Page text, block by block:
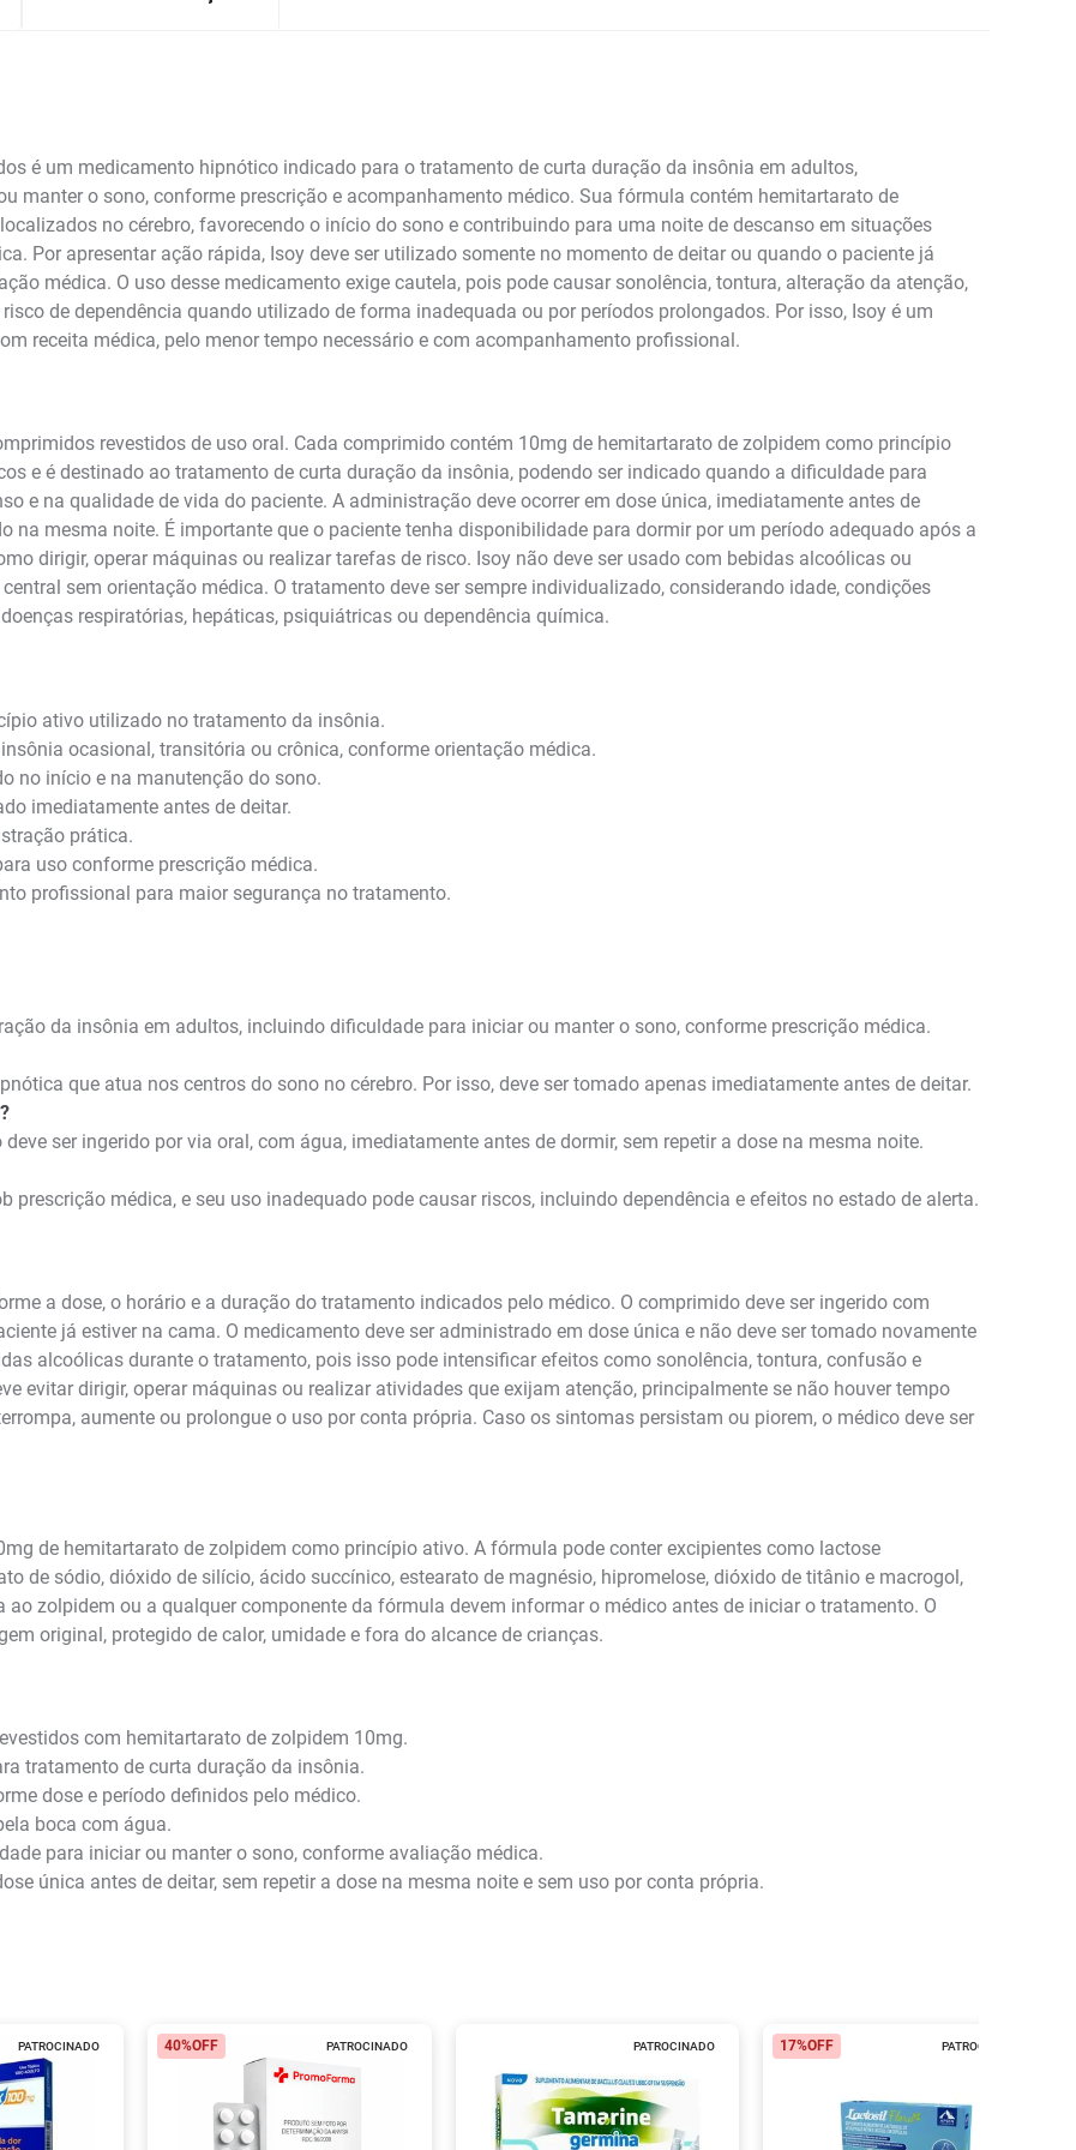
é um medicamento hipnótico indicado para o tratamento de curta duração da insônia em adultos,
manter o sono, conforme prescrição e acompanhamento médico. Sua fórmula contém hemitartarato de
no cérebro, favorecendo o início do sono e contribuindo para uma noite de descanso em situações
Por apresentar ação rápida, Isoy deve ser utilizado somente no momento de deitar ou quando o paciente já
médica. O uso desse medicamento exige cautela, pois pode causar sonolência, tontura, alteração da atenção,
de dependência quando utilizado de forma inadequada ou por períodos prolongados. Por isso, Isoy é um
receita médica, pelo menor tempo necessário e com acompanhamento profissional.
revestidos de uso oral. Cada comprimido contém 10mg de hemitartarato de zolpidem como princípio
e é destinado ao tratamento de curta duração da insônia, podendo ser indicado quando a dificuldade para
e na qualidade de vida do paciente. A administração deve ocorrer em dose única, imediatamente antes de
na mesma noite. É importante que o paciente tenha disponibilidade para dormir por um período adequado após a
dirigir, operar máquinas ou realizar tarefas de risco. Isoy não deve ser usado com bebidas alcoólicas ou
sem orientação médica. O tratamento deve ser sempre individualizado, considerando idade, condições
respiratórias, hepáticas, psiquiátricas ou dependência química.
ativo utilizado no tratamento da insônia.
ocasional, transitória ou crônica, conforme orientação médica.
no início e na manutenção do sono.
imediatamente antes de deitar.
prática.
uso conforme prescrição médica.
profissional para maior segurança no tratamento.
da insônia em adultos, incluindo dificuldade para iniciar ou manter o sono, conforme prescrição médica.
que atua nos centros do sono no cérebro. Por isso, deve ser tomado apenas imediatamente antes de deitar.
ser ingerido por via oral, com água, imediatamente antes de dormir, sem repetir a dose na mesma noite.
prescrição médica, e seu uso inadequado pode causar riscos, incluindo dependência e efeitos no estado de alerta.
a dose, o horário e a duração do tratamento indicados pelo médico. O comprimido deve ser ingerido com
já estiver na cama. O medicamento deve ser administrado em dose única e não deve ser tomado novamente
alcoólicas durante o tratamento, pois isso pode intensificar efeitos como sonolência, tontura, confusão e
evitar dirigir, operar máquinas ou realizar atividades que exijam atenção, principalmente se não houver tempo
aumente ou prolongue o uso por conta própria. Caso os sintomas persistam ou piorem, o médico deve ser
de hemitartarato de zolpidem como princípio ativo. A fórmula pode conter excipientes como lactose
de sódio, dióxido de silício, ácido succínico, estearato de magnésio, hipromelose, dióxido de titânio e macrogol,
zolpidem ou a qualquer componente da fórmula devem informar o médico antes de iniciar o tratamento. O
original, protegido de calor, umidade e fora do alcance de crianças.
com hemitartarato de zolpidem 10mg.
tratamento de curta duração da insônia.
dose e período definidos pelo médico.
boca com água.
para iniciar ou manter o sono, conforme avaliação médica.
única antes de deitar, sem repetir a dose na mesma noite e sem uso por conta própria.
PATROCINADO PATROCINADO
40%OFF PATROCINADO PATROCINADO
17%OFF